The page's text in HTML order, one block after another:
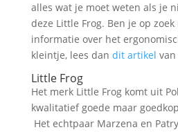
alles wat je moet weten als je
deze Little Frog. Ben je op
informatie over het
kleintje, lees dan dit artikel
Little Frog
Het merk Little Frog komt uit
kwalitatief goede maar
Het echtpaar Marzena en